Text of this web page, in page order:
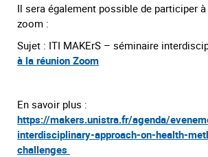
Il sera également possible de participer
zoom :
Sujet : ITI MAKErS – séminaire
à la réunion Zoom
En savoir plus :
https://makers.unistra.fr/agenda/
interdisciplinary-approach-on-health-
challenges